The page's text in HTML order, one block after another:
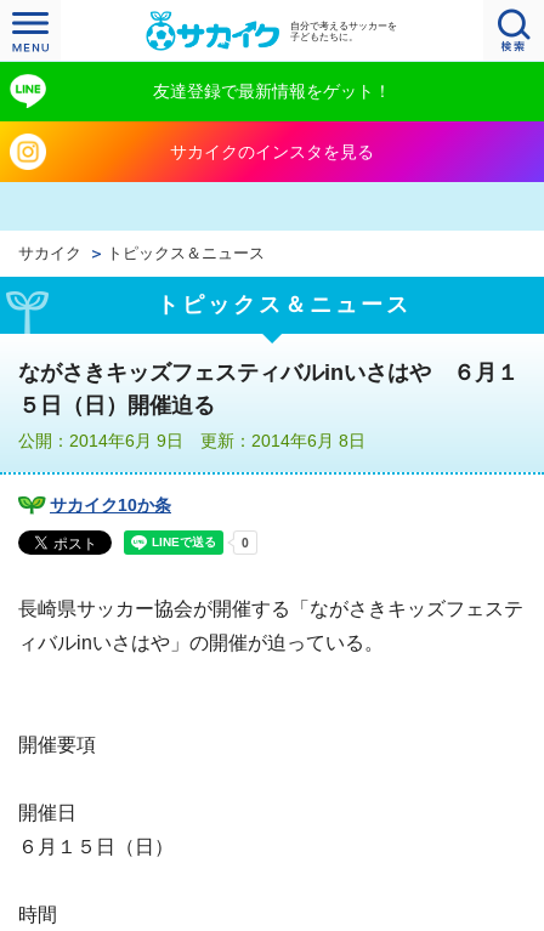
自分で考えるサッカーを
子どもたちに。
友達登録で最新情報をゲット！
サカイクのインスタを見る
サカイク トピックス＆ニュース
トピックス＆ニュース
ながさきキッズフェスティバルinいさはや ６月１
５日（日）開催迫る
公開：2014年6月 9日 更新：2014年6月 8日
サカイク10か条
長崎県サッカー協会が開催する「ながさきキッズフェステ
ィバルinいさはや」の開催が迫っている。
開催要項
開催日
６月１５日（日）
時間